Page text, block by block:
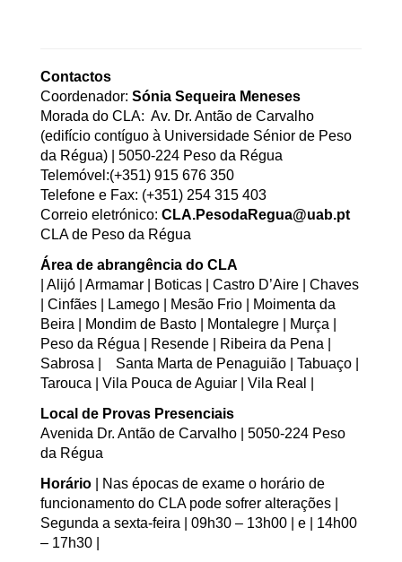
Contactos
Coordenador: Sónia Sequeira Meneses
Morada do CLA: Av. Dr. Antão de Carvalho
(edifício contíguo à Universidade Sénior de Peso
da Régua) | 5050-224 Peso da Régua
Telemóvel:(+351) 915 676 350
Telefone e Fax: (+351) 254 315 403
Correio eletrónico: CLA.PesodaRegua@uab.pt
CLA de Peso da Régua
Área de abrangência do CLA
| Alijó | Armamar | Boticas | Castro D’Aire | Chaves
| Cinfães | Lamego | Mesão Frio | Moimenta da
Beira | Mondim de Basto | Montalegre | Murça |
Peso da Régua | Resende | Ribeira da Pena |
Sabrosa | Santa Marta de Penaguião | Tabuaço |
Tarouca | Vila Pouca de Aguiar | Vila Real |
Local de Provas Presenciais
Avenida Dr. Antão de Carvalho | 5050-224 Peso
da Régua
Horário | Nas épocas de exame o horário de
funcionamento do CLA pode sofrer alterações |
Segunda a sexta-feira | 09h30 – 13h00 | e | 14h00
– 17h30 |